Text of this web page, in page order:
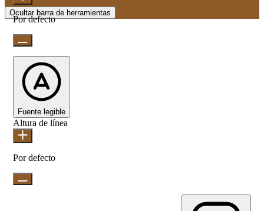
Ocultar barra de herramientas
Por defecto
Fuente legible
Altura de línea
Por defecto